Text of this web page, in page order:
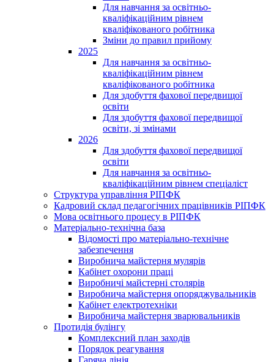
Для навчання за освітньо-
кваліфікаційним рівнем
кваліфікованого робітника
Зміни до правил прийому
2025
Для навчання за освітньо-
кваліфікаційним рівнем
кваліфікованого робітника
Для здобуття фахової передвищої
освіти
Для здобуття фахової передвищої
освіти, зі змінами
2026
Для здобуття фахової передвищої
освіти
Для навчання за освітньо-
кваліфікаційним рівнем спеціаліст
Структура управління РІПФК
Кадровий склад педагогічних працівників РІПФК
Мова освітнього процесу в РІПФК
Матеріально-технічна база
Відомості про матеріально-технічне
забезпечення
Виробнича майстерня мулярів
Кабінет охорони праці
Виробничі майстерні столярів
Виробнича майстерня опоряджувальників
Кабінет електротехніки
Виробнича майстерня зварювальників
Протидія булінгу
Комплексний план заходів
Порядок реагування